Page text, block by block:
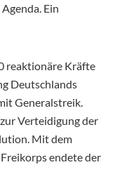
Ein
reaktionäre Kräfte
Deutschlands
Generalstreik.
Verteidigung der
Mit dem
endete der